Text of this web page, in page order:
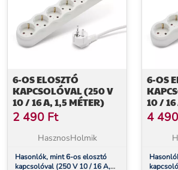
6-OS ELOSZTÓ
KAPCSOLÓVAL (250 V
10 / 16 A, 1,5 MÉTER)
2 490 Ft
HasznosHolmik
Hasonlók, mint 6-os elosztó
kapcsolóval (250 V 10 / 16 A,
6-OS
10 / 16
4 490
kapcsolóval